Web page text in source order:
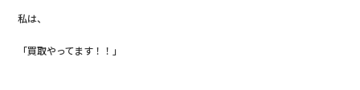
私は、
「買取やってます！！」